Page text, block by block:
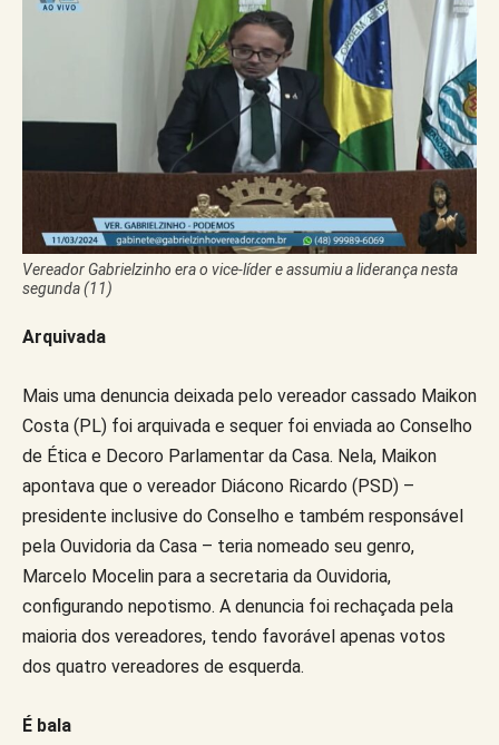
Vereador Gabrielzinho era o vice-líder e assumiu a liderança nesta
segunda (11)
Arquivada
Mais uma denuncia deixada pelo vereador cassado Maikon
Costa (PL) foi arquivada e sequer foi enviada ao Conselho
de Ética e Decoro Parlamentar da Casa. Nela, Maikon
apontava que o vereador Diácono Ricardo (PSD) –
presidente inclusive do Conselho e também responsável
pela Ouvidoria da Casa – teria nomeado seu genro,
Marcelo Mocelin para a secretaria da Ouvidoria,
configurando nepotismo. A denuncia foi rechaçada pela
maioria dos vereadores, tendo favorável apenas votos
dos quatro vereadores de esquerda.
É bala